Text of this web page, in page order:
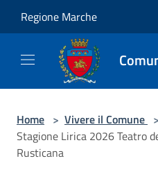
Regione Marche
Home > Vivere il Comune >
Stagione Lirica 2026 Teatro
Rusticana